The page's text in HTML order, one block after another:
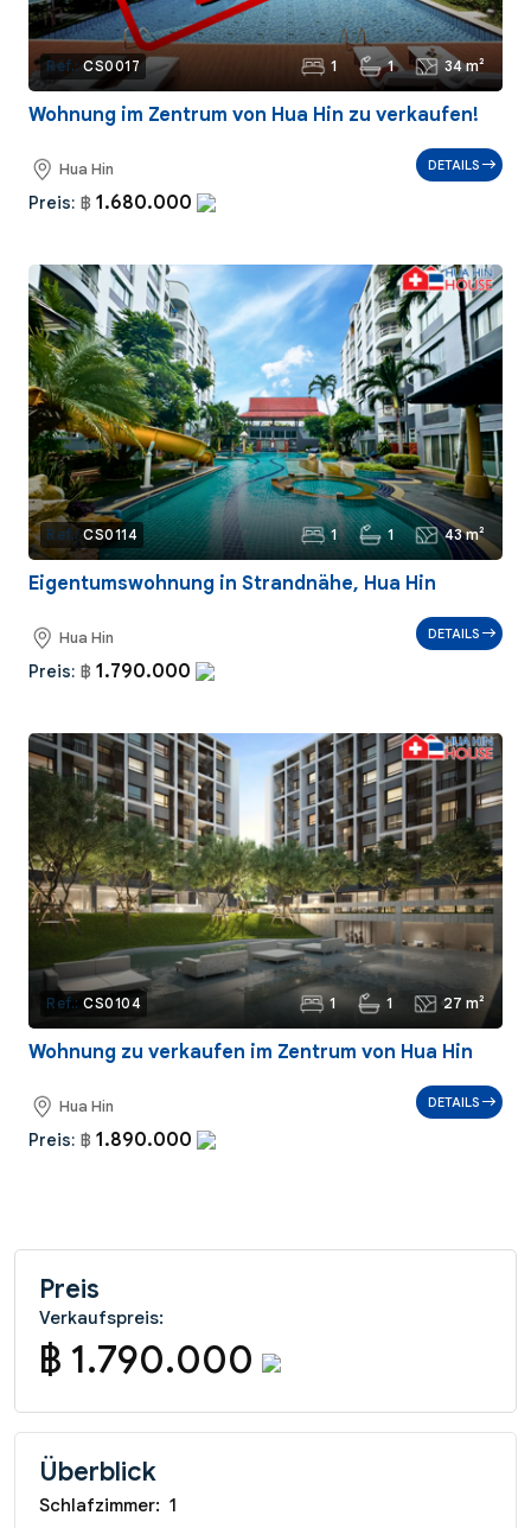
Ref.: CS0017 1 1 34 m²
Wohnung im Zentrum von Hua Hin zu verkaufen!
Hua Hin
Preis: ฿ 1.680.000
DETAILS
Ref.: CS0114 1 1 43 m²
Eigentumswohnung in Strandnähe, Hua Hin
Hua Hin
Preis: ฿ 1.790.000
DETAILS
Ref.: CS0104 1 1 27 m²
Wohnung zu verkaufen im Zentrum von Hua Hin
Hua Hin
Preis: ฿ 1.890.000
DETAILS
Preis
Verkaufspreis:
฿ 1.790.000
Überblick
Schlafzimmer: 1